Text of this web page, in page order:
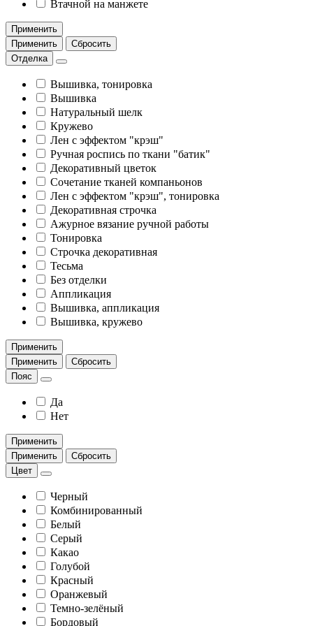
Втачной на манжете
Применить
Применить
Сбросить
Отделка
Вышивка, тонировка
Вышивка
Натуральный шелк
Кружево
Лен с эффектом "крэш"
Ручная роспись по ткани "батик"
Декоративный цветок
Сочетание тканей компаньонов
Лен с эффектом "крэш", тонировка
Декоративная строчка
Ажурное вязание ручной работы
Тонировка
Строчка декоративная
Тесьма
Без отделки
Аппликация
Вышивка, аппликация
Вышивка, кружево
Применить
Применить
Сбросить
Пояс
Да
Нет
Применить
Применить
Сбросить
Цвет
Черный
Комбинированный
Белый
Серый
Какао
Голубой
Красный
Оранжевый
Темно-зелёный
Бордовый